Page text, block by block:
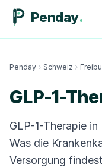
Penday
Penday Schweiz
GLP-1-
GLP-1-Therapie
Was die
Versorgung